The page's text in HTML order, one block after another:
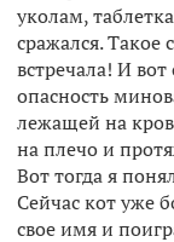
уколам,
сражался. Такое
встречала! И
опасность
лежащей на
на плечо и
Вот тогда я
Сейчас кот уже
свое имя и